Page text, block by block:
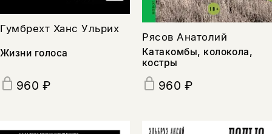
Гумбрехт Ханс Ульрих
Жизни голоса
960 ₽
Рясов Анатолий
Катакомбы, колокола,
костры
960 ₽